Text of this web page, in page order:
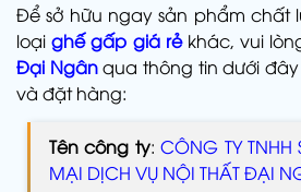
Để sở hữu ngay sản phẩm chất
loạighế gấp giá rẻ khác, vui
Đại Ngânqua thông tin dưới
và đặt hàng:
Tên công ty:CÔNG TY TNHH
MẠI DỊCH VỤ NỘI THẤT ĐẠI